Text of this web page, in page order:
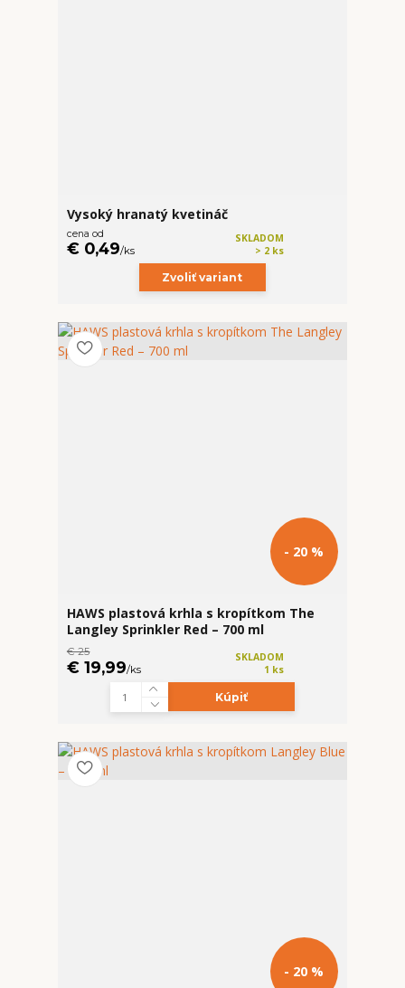
Vysoký hranatý kvetináč
cena od
€ 0,49/ks
SKLADOM
> 2 ks
Zvoliť variant
- 20 %
HAWS plastová krhla s kropítkom The
Langley Sprinkler Red – 700 ml
€ 25
€ 19,99/ks
SKLADOM
1 ks
Kúpiť
- 20 %